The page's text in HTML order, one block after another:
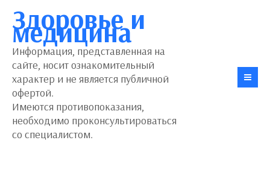
Здоровье и
медицина
Информация, представленная на
сайте, носит ознакомительный
характер и не является публичной
офертой.
Имеются противопоказания,
необходимо проконсультироваться
со специалистом.